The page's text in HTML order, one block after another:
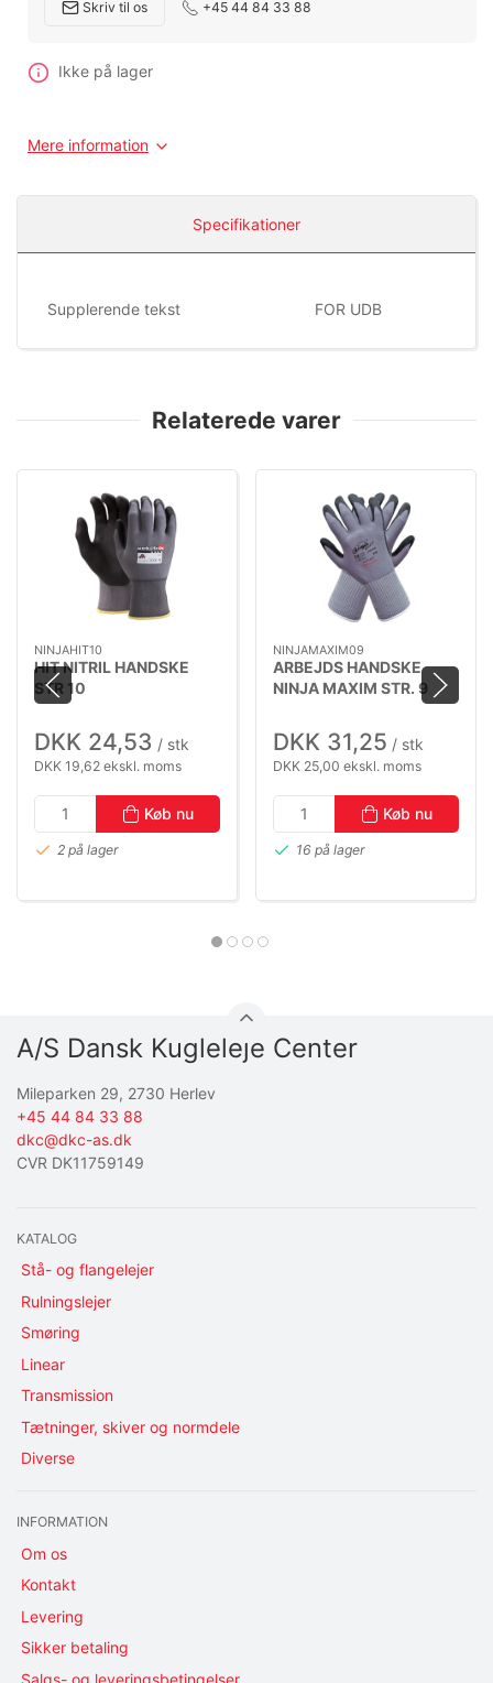
Skriv til os +45 44 84 33 88
Ikke på lager
Mere information
Specifikationer
Supplerende tekst FOR UDB
Relaterede varer
NINJAHIT10
HIT NITRIL HANDSKE
STR 10
DKK 24,53 / stk
DKK 19,62 ekskl. moms
Køb nu
2 på lager
NINJAMAXIM09
ARBEJDS HANDSKE
NINJA MAXIM STR. 9
DKK 31,25 / stk
DKK 25,00 ekskl. moms
Køb nu
16 på lager
A/S Dansk Kugleleje Center
Mileparken 29, 2730 Herlev
+45 44 84 33 88
dkc@dkc-as.dk
CVR DK11759149
KATALOG
Stå- og flangelejer
Rulningslejer
Smøring
Linear
Transmission
Tætninger, skiver og normdele
Diverse
INFORMATION
Om os
Kontakt
Levering
Sikker betaling
Salgs- og leveringsbetingelser